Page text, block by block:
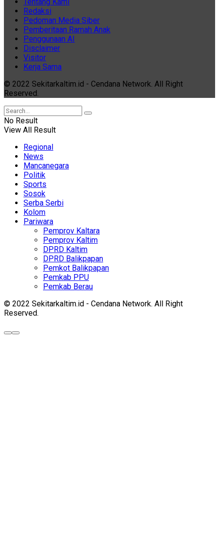
Redaksi
Pedoman Media Siber
Pemberitaan Ramah Anak
Penggunaan AI
Disclaimer
Visitor
Kerja Sama
© 2022 Sekitarkaltim.id - Cendana Network. All Right
Reserved.
No Result
View All Result
Regional
News
Mancanegara
Politik
Sports
Sosok
Serba Serbi
Kolom
Pariwara
Pemprov Kaltara
Pemprov Kaltim
DPRD Kaltim
DPRD Balikpapan
Pemkot Balikpapan
Pemkab PPU
Pemkab Berau
© 2022 Sekitarkaltim.id - Cendana Network. All Right
Reserved.